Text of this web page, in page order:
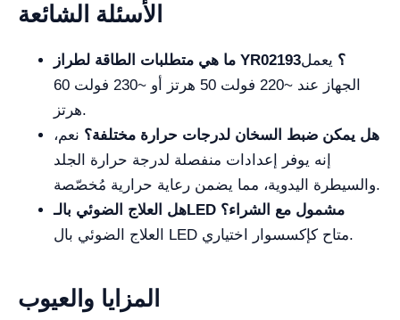
الأسئلة الشائعة
ما هي متطلبات الطاقة لطراز YR02193؟ يعمل
الجهاز عند ~220 فولت 50 هرتز أو ~230 فولت 60
هرتز.
هل يمكن ضبط السخان لدرجات حرارة مختلفة؟ نعم،
إنه يوفر إعدادات منفصلة لدرجة حرارة الجلد
والسيطرة اليدوية، مما يضمن رعاية حرارية مُخصّصة.
هل العلاج الضوئي بالـLED مشمول مع الشراء؟
العلاج الضوئي بال LED متاح كإكسسوار اختياري.
المزايا والعيوب